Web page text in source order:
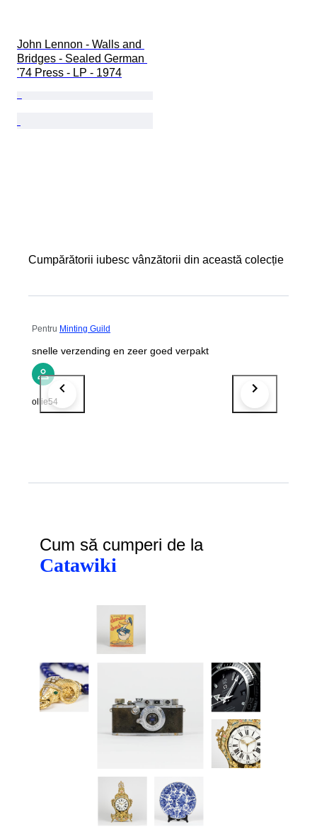
John Lennon - Walls and
Bridges - Sealed German
'74 Press - LP - 1974
Cumpărătorii iubesc vânzătorii din această colecție
Pentru Minting Guild
snelle verzending en zeer goed verpakt
ollie54
Cum să cumperi de la
Catawiki